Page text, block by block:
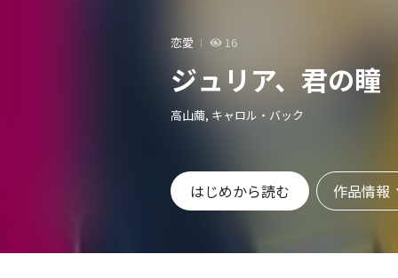
恋愛 16
ジュリア、君の瞳
高山繭, キャロル・バック
はじめから読む 作品情報